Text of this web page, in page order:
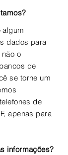
algum
dados para
o
de
se torne um
de
apenas para
informações?